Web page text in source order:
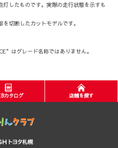
したものです。実際の走行状態を示すも
切断したカットモデルです。
グレード名称ではありません。
カタログ 店舗を探す